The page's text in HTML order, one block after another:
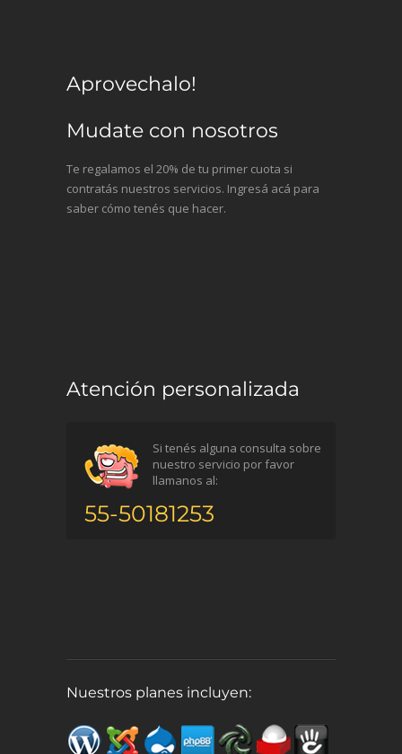
Aprovechalo!
Mudate con nosotros
Te regalamos el 20% de tu primer cuota si
contratás nuestros servicios. Ingresá acá para
saber cómo tenés que hacer.
Atención personalizada
Si tenés alguna consulta sobre
nuestro servicio por favor
llamanos al:
55-50181253
Nuestros planes incluyen: